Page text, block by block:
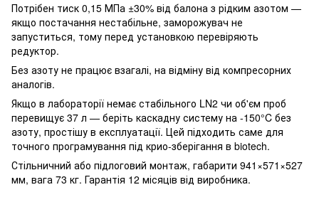
Потрібен тиск 0,15 МПа ±30% від балона з рідким азотом —
якщо постачання нестабільне, заморожувач не
запуститься, тому перед установкою перевіряють
редуктор.
Без азоту не працює взагалі, на відміну від компресорних
аналогів.
Якщо в лабораторії немає стабільного LN2 чи об'єм проб
перевищує 37 л — беріть каскадну систему на -150°C без
азоту, простішу в експлуатації. Цей підходить саме для
точного програмування під крио-зберігання в biotech.
Стільничний або підлоговий монтаж, габарити 941×571×527
мм, вага 73 кг. Гарантія 12 місяців від виробника.